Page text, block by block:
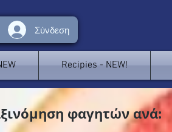
Σύνδεση
Recipies - NEW!
φαγητών ανά: